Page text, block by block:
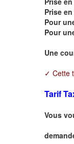
Prise
Pour
Pour
Une
✓ Cette
Tarif
Vous